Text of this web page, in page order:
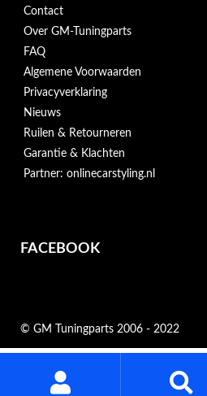
Contact
Over GM-Tuningparts
FAQ
Algemene Voorwaarden
Privacyverklaring
Nieuws
Ruilen & Retourneren
Garantie & Klachten
Partner: onlinecarstyling.nl
FACEBOOK
© GM Tuningparts 2006 - 2022